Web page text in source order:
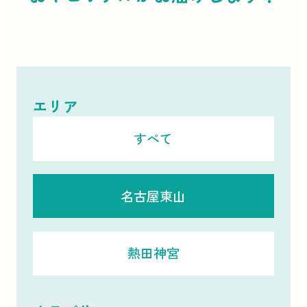
エリア
すべて
名古屋東山
熱田神宮